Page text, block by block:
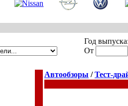
Год
От
Автообзоры /Тест-